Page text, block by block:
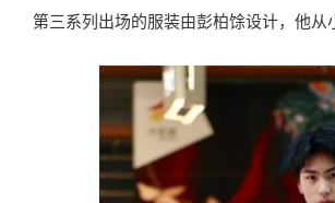
第三系列出场的服装由彭柏馀设计，他